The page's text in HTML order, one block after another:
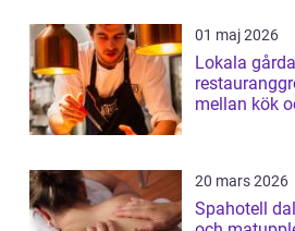
01 maj 2026
Lokala
mellan kök
20 mars 2026
Spahotell dalarna där